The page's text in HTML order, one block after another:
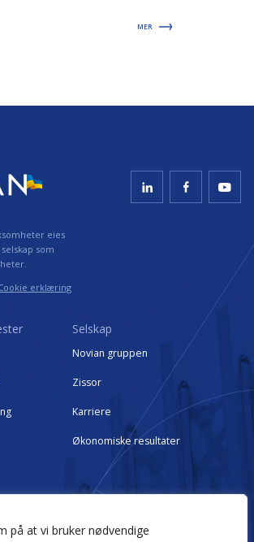
på at vi bruker nødvendige
MER
eies
som
erklæring
Selskap
Novian gruppen
Zissor
Karriere
Økonomiske resultater